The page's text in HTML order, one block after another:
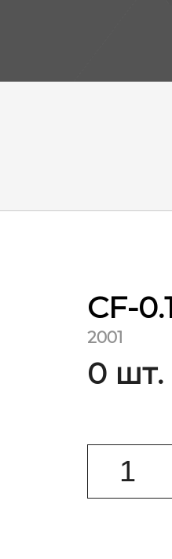
CF-
2001
0 шт.